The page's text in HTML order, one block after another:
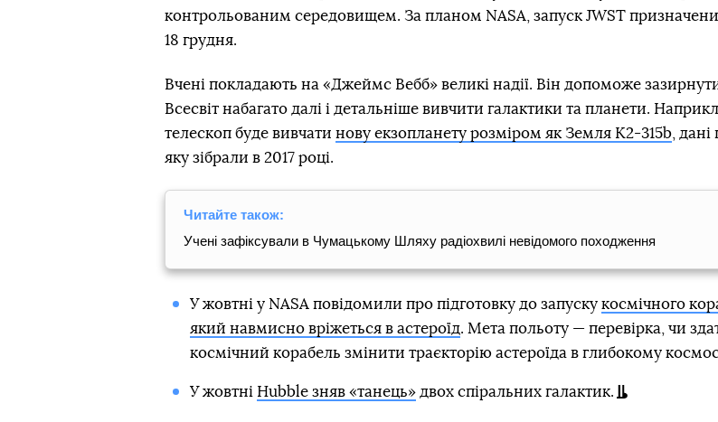
контрольованим середовищем. За планом NASA, запуск JWST
18 грудня.
Вчені покладають на «Джеймс Вебб» великі надії. Він допоможе
Всесвіт набагато далі і детальніше вивчити галактики та планети.
телескоп буде вивчати нову екзопланету розміром як Земля K2-315b ,
яку зібрали в 2017 році.
Читайте також:
Учені зафіксували в Чумацькому Шляху радіохвилі невідомого походження
У жовтні у NASA повідомили про підготовку до запуску космічного
який навмисно вріжеться в астероїд. Мета польоту — перевірка, чи
космічний корабель змінити траєкторію астероїда в глибокому
У жовтні Hubble зняв «танець»двох спіральних галактик.